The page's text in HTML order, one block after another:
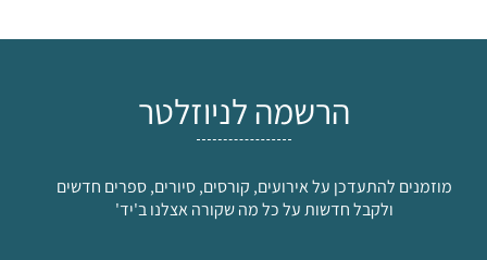
הרשמה לניוזלטר
מוזמנים להתעדכן על אירועים, קורסים, סיורים, ספרים חדשים
ולקבל חדשות על כל מה שקורה אצלנו ב'יד'